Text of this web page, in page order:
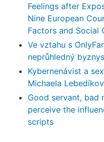
Feelings after
Nine European
Factors and Social
Ve vztahu s
neprůhledný byznys
Kybernenávist a
Michaela
Good servant, bad
perceive the
scripts